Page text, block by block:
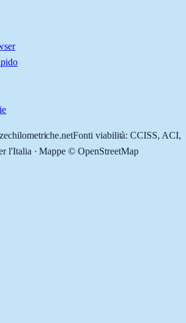
Fonti viabilità: CCISS, ACI,
l'Italia · Mappe © OpenStreetMap